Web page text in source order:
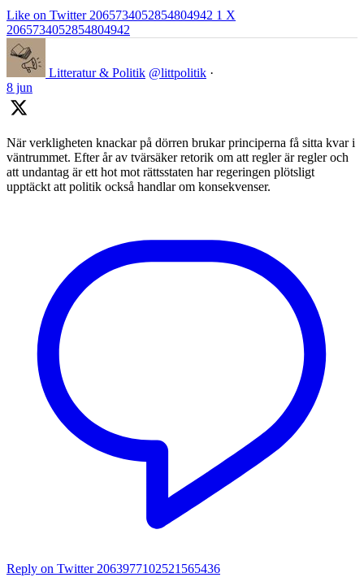
Like on Twitter 2065734052854804942 1 X
2065734052854804942
Litteratur & Politik @littpolitik ·
8 jun
När verkligheten knackar på dörren brukar principerna få sitta kvar i
väntrummet. Efter år av tvärsäker retorik om att regler är regler och
att undantag är ett hot mot rättsstaten har regeringen plötsligt
upptäckt att politik också handlar om konsekvenser.
Reply on Twitter 2063977102521565436